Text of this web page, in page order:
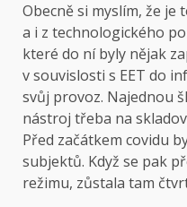
Obecně si myslím, že je
a i z technologického
které do ní byly nějak
v souvislosti s EET do
svůj provoz. Najednou
nástroj třeba na
Před začátkem covidu
subjektů. Když se pak
režimu, zůstala tam